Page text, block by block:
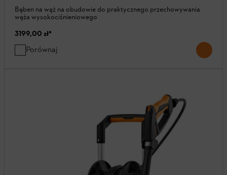
Bęben na wąż na obudowie do praktycznego przechowywania
węża wysokociśnieniowego
3199,00 zł*
Porównaj